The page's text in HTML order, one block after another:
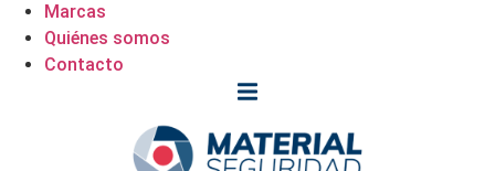
Marcas
Quiénes somos
Contacto